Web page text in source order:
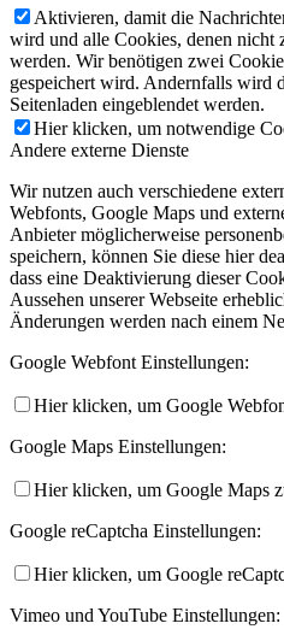
Aktivieren, damit die
wird und alle Cookies, denen nicht
werden. Wir benötigen zwei
gespeichert wird. Andernfalls wird
Seitenladen eingeblendet werden.
Hier klicken, um notwendige
Andere externe Dienste
Wir nutzen auch verschiedene
Webfonts, Google Maps und
Anbieter möglicherweise
speichern, können Sie diese hier
dass eine Deaktivierung dieser
Aussehen unserer Webseite
Änderungen werden nach einem
Google Webfont Einstellungen:
Hier klicken, um Google
Google Maps Einstellungen:
Hier klicken, um Google Maps
Google reCaptcha Einstellungen:
Hier klicken, um Google
Vimeo und YouTube Einstellungen: